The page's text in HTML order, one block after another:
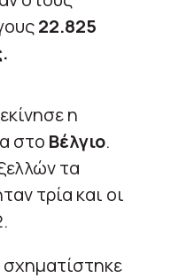
22.825
η
στο Βέλγιο.
τα
τρία και οι